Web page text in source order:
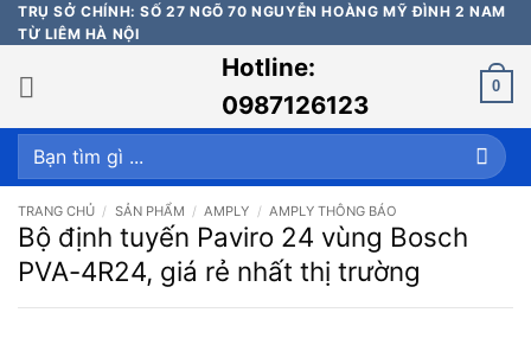
Bỏ
qua
nội
dung
TRỤ SỞ CHÍNH: SỐ 27 NGÕ 70 NGUYỄN HOÀNG MỸ ĐÌNH 2 NAM
TỪ LIÊM HÀ NỘI
Hotline:
0987126123
0
Tìm
kiếm:
TRANG CHỦ / SẢN PHẨM / AMPLY / AMPLY THÔNG BÁO
Bộ định tuyến Paviro 24 vùng Bosch
PVA-4R24, giá rẻ nhất thị trường